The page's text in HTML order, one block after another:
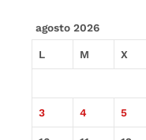
agosto 2026
L M X
3 4 5